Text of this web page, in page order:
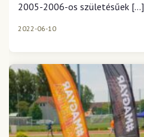
2005-2006-os születésűek […]
2022-06-10